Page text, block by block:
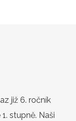
již 6. ročník
stupně. Naši